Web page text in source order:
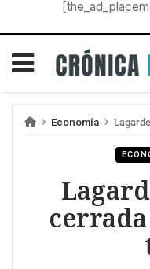
Economía